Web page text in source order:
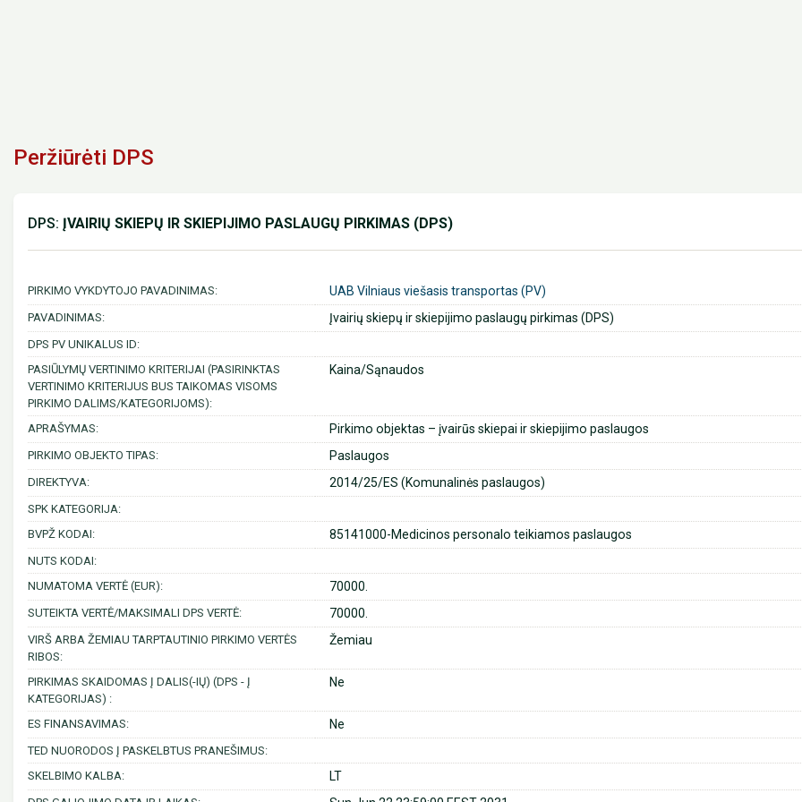
Peržiūrėti DPS
DPS: ĮVAIRIŲ SKIEPŲ IR SKIEPIJIMO PASLAUGŲ PIRKIMAS (DPS)
PIRKIMO VYKDYTOJO PAVADINIMAS: UAB Vilniaus viešasis transportas (PV)
PAVADINIMAS: Įvairių skiepų ir skiepijimo paslaugų pirkimas (DPS)
DPS PV UNIKALUS ID:
PASIŪLYMŲ VERTINIMO KRITERIJAI (PASIRINKTAS
VERTINIMO KRITERIJUS BUS TAIKOMAS VISOMS
PIRKIMO DALIMS/KATEGORIJOMS):
Kaina/Sąnaudos
APRAŠYMAS: Pirkimo objektas – įvairūs skiepai ir skiepijimo paslaugos
PIRKIMO OBJEKTO TIPAS: Paslaugos
DIREKTYVA: 2014/25/ES (Komunalinės paslaugos)
SPK KATEGORIJA:
BVPŽ KODAI:
85141000-Medicinos personalo teikiamos paslaugos
NUTS KODAI:
NUMATOMA VERTĖ (EUR):
70000.
SUTEIKTA VERTĖ/MAKSIMALI DPS VERTĖ: 70000.
VIRŠ ARBA ŽEMIAU TARPTAUTINIO PIRKIMO VERTĖS
RIBOS:
Žemiau
PIRKIMAS SKAIDOMAS Į DALIS(-IŲ) (DPS - Į
KATEGORIJAS) :
Ne
ES FINANSAVIMAS: Ne
TED NUORODOS Į PASKELBTUS PRANEŠIMUS:
SKELBIMO KALBA:
LT